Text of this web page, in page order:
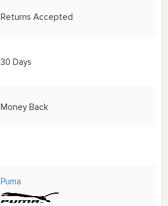
Returns Accepted
30 Days
Money Back
Puma